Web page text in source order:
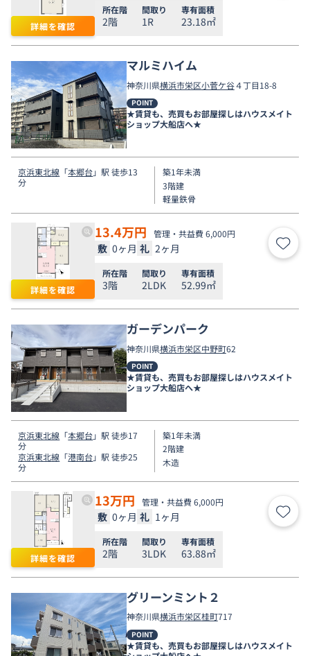
詳細を確認
所在階
2階
間取り
1R
専有面積
23.18㎡
マルミハイム
神奈川県横浜市栄区小菅ケ谷４丁目18-8
POINT
★賃貸も、売買もお部屋探しはハウスメイト
ショップ大船店へ★
京浜東北線 「本郷台」駅 徒歩13
分
築1年未満
3階建
軽量鉄骨
詳細を確認
13.4万円 管理・共益費 6,000円
敷 0ヶ月 礼 2ヶ月 お気
所在階
3階
間取り
2LDK
専有面積
52.99㎡
ガーデンパーク
神奈川県横浜市栄区中野町62
POINT
★賃貸も、売買もお部屋探しはハウスメイト
ショップ大船店へ★
京浜東北線 「本郷台」駅 徒歩17
分
京浜東北線 「港南台」駅 徒歩25
分
築1年未満
2階建
木造
詳細を確認
13万円 管理・共益費 6,000円
敷 0ヶ月 礼 1ヶ月 お気
所在階
2階
間取り
3LDK
専有面積
63.88㎡
グリーンミント２
神奈川県横浜市栄区桂町717
POINT
★賃貸も、売買もお部屋探しはハウスメイト